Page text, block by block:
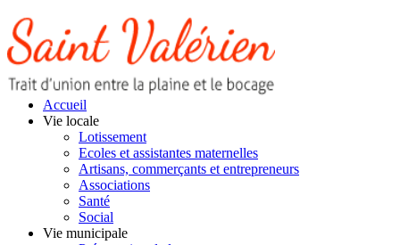
Accueil
Vie locale
Lotissement
Ecoles et assistantes maternelles
Artisans, commerçants et entrepreneurs
Associations
Santé
Social
Vie municipale